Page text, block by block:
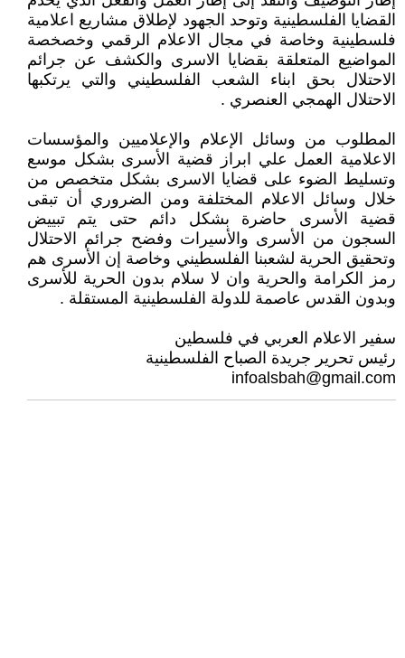
القضايا الفلسطينية وتوحد الجهود لإطلاق مشاريع اعلامية
فلسطينية وخاصة في مجال الاعلام الرقمي وخصخصة
المواضيع المتعلقة بقضايا الاسرى والكشف عن جرائم
الاحتلال بحق ابناء الشعب الفلسطيني والتي يرتكبها
الاحتلال الهمجي العنصري .
المطلوب من وسائل الإعلام والإعلاميين والمؤسسات
الاعلامية العمل علي ابراز قضية الأسرى بشكل موسع
وتسليط الضوء على قضايا الاسرى بشكل متخصص من
خلال وسائل الاعلام المختلفة ومن الضروري أن تبقى
قضية الأسرى حاضرة بشكل دائم حتى يتم تبييض
السجون من الأسرى والأسيرات وفضح جرائم الاحتلال
وتحقيق الحرية لشعبنا الفلسطيني وخاصة إن الأسرى هم
رمز الكرامة والحرية وان لا سلام بدون الحرية للأسرى
وبدون القدس عاصمة للدولة الفلسطينية المستقلة .
سفير الاعلام العربي في فلسطين
رئيس تحرير جريدة الصباح الفلسطينية
infoalsbah@gmail.com